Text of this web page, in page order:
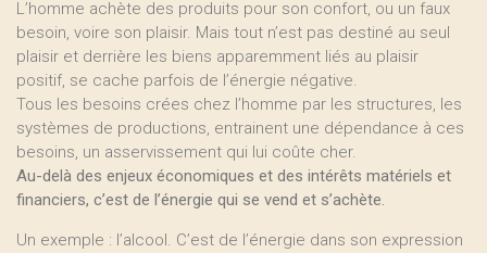
L’homme achète des produits pour son confort, ou un faux
besoin, voire son plaisir. Mais tout n’est pas destiné au seul
plaisir et derrière les biens apparemment liés au plaisir
positif, se cache parfois de l’énergie négative.
Tous les besoins crées chez l’homme par les structures, les
systèmes de productions, entrainent une dépendance à ces
besoins, un asservissement qui lui coûte cher.
Au-delà des enjeux économiques et des intérêts matériels et
financiers, c’est de l’énergie qui se vend et s’achète.
Un exemple : l’alcool. C’est de l’énergie dans son expression